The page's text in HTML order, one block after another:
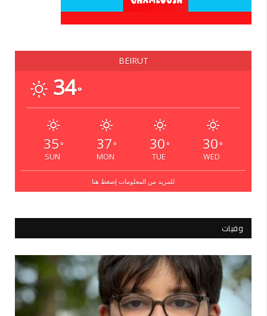
BEIRUT
34°
35 °
SUN
37 °
MON
30 °
TUE
30 °
WED
للمزيد من المعلومات إضغط هنا
وفيات